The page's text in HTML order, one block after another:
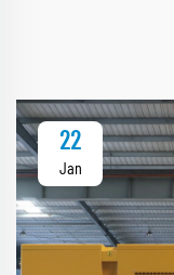
22
Jan